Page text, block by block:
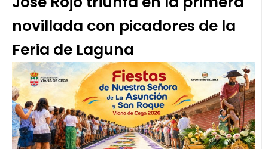
novillada con picadores de la
Feria de Laguna